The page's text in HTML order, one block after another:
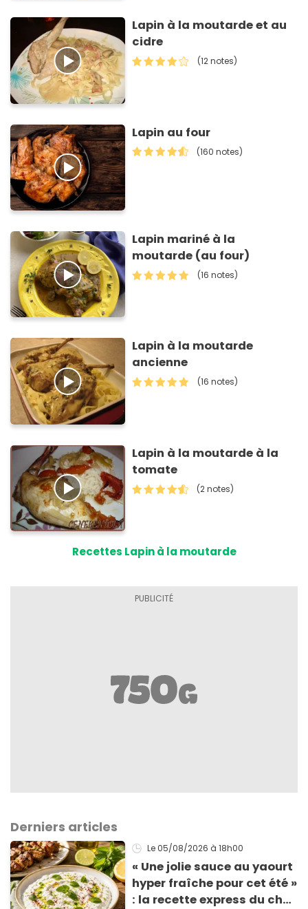
Lapin à la moutarde et au
cidre
(12 notes)
Lapin au four
(160 notes)
Lapin mariné à la
moutarde (au four)
(16 notes)
Lapin à la moutarde
ancienne
(16 notes)
Lapin à la moutarde à la
tomate
(2 notes)
Recettes Lapin à la moutarde
Derniers articles
Le 05/08/2026 à 18h00
« Une jolie sauce au yaourt
hyper fraîche pour cet été »
: la recette express du chef